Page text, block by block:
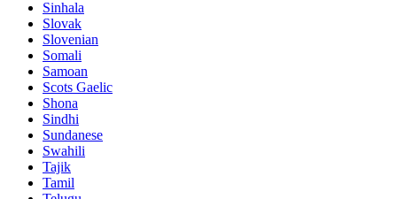
Sinhala
Slovak
Slovenian
Somali
Samoan
Scots Gaelic
Shona
Sindhi
Sundanese
Swahili
Tajik
Tamil